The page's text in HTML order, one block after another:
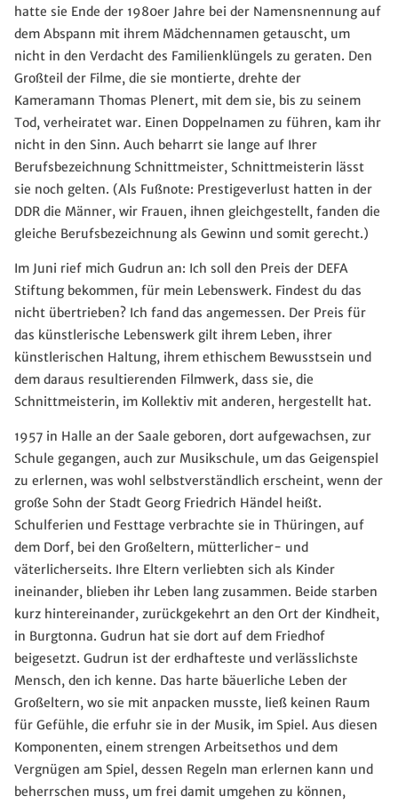
hatte sie Ende der 1980er Jahre bei der Namensnennung auf
dem Abspann mit ihrem Mädchennamen getauscht, um
nicht in den Verdacht des Familienklüngels zu geraten. Den
Großteil der Filme, die sie montierte, drehte der
Kameramann Thomas Plenert, mit dem sie, bis zu seinem
Tod, verheiratet war. Einen Doppelnamen zu führen, kam ihr
nicht in den Sinn. Auch beharrt sie lange auf Ihrer
Berufsbezeichnung Schnittmeister, Schnittmeisterin lässt
sie noch gelten. (Als Fußnote: Prestigeverlust hatten in der
DDR die Männer, wir Frauen, ihnen gleichgestellt, fanden die
gleiche Berufsbezeichnung als Gewinn und somit gerecht.)
Im Juni rief mich Gudrun an: Ich soll den Preis der DEFA
Stiftung bekommen, für mein Lebenswerk. Findest du das
nicht übertrieben? Ich fand das angemessen. Der Preis für
das künstlerische Lebenswerk gilt ihrem Leben, ihrer
künstlerischen Haltung, ihrem ethischem Bewusstsein und
dem daraus resultierenden Filmwerk, dass sie, die
Schnittmeisterin, im Kollektiv mit anderen, hergestellt hat.
1957 in Halle an der Saale geboren, dort aufgewachsen, zur
Schule gegangen, auch zur Musikschule, um das Geigenspiel
zu erlernen, was wohl selbstverständlich erscheint, wenn der
große Sohn der Stadt Georg Friedrich Händel heißt.
Schulferien und Festtage verbrachte sie in Thüringen, auf
dem Dorf, bei den Großeltern, mütterlicher- und
väterlicherseits. Ihre Eltern verliebten sich als Kinder
ineinander, blieben ihr Leben lang zusammen. Beide starben
kurz hintereinander, zurückgekehrt an den Ort der Kindheit,
in Burgtonna. Gudrun hat sie dort auf dem Friedhof
beigesetzt. Gudrun ist der erdhafteste und verlässlichste
Mensch, den ich kenne. Das harte bäuerliche Leben der
Großeltern, wo sie mit anpacken musste, ließ keinen Raum
für Gefühle, die erfuhr sie in der Musik, im Spiel. Aus diesen
Komponenten, einem strengen Arbeitsethos und dem
Vergnügen am Spiel, dessen Regeln man erlernen kann und
beherrschen muss, um frei damit umgehen zu können,